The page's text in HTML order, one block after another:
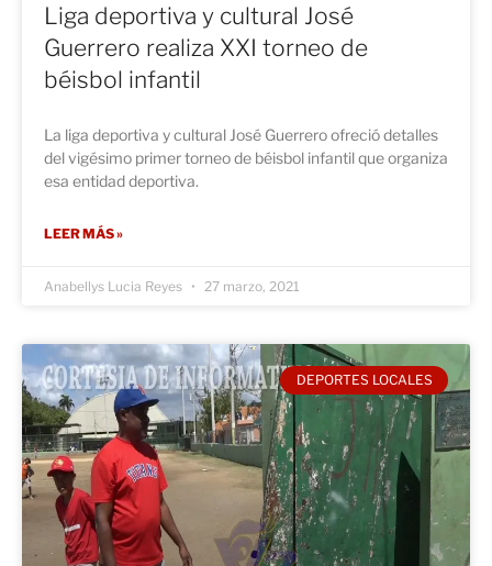
Liga deportiva y cultural José
Guerrero realiza XXI torneo de
béisbol infantil
La liga deportiva y cultural José Guerrero ofreció detalles
del vigésimo primer torneo de béisbol infantil que organiza
esa entidad deportiva.
LEER MÁS »
Anabellys Lucia Reyes 27 marzo, 2021
DEPORTES LOCALES